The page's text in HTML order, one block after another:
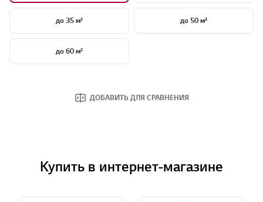
до 35 м² до 50 м²
до 60 м²
ДОБАВИТЬ ДЛЯ СРАВНЕНИЯ
Купить в интернет-магазине